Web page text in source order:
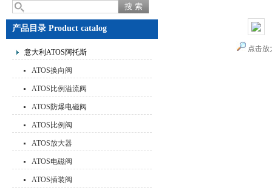
产品目录 Product catalog
意大利ATOS阿托斯
ATOS换向阀
ATOS比例溢流阀
ATOS防爆电磁阀
ATOS比例阀
ATOS放大器
ATOS电磁阀
ATOS插装阀
点击放